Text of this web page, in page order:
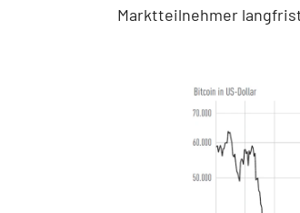
Marktteilnehmer